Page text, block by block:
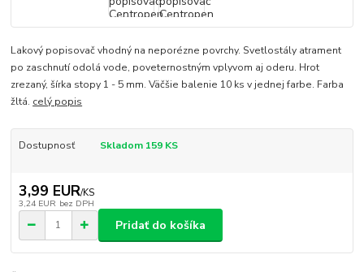
Lakový popisovač vhodný na neporézne povrchy. Svetlostály atrament
po zaschnutí odolá vode, poveternostným vplyvom aj oderu. Hrot
zrezaný, šírka stopy 1 - 5 mm. Väčšie balenie 10 ks v jednej farbe. Farba
žltá. celý popis
Dostupnosť Skladom 159 KS
3,99 EUR/KS
3,24 EUR bez DPH
Pridať do košíka